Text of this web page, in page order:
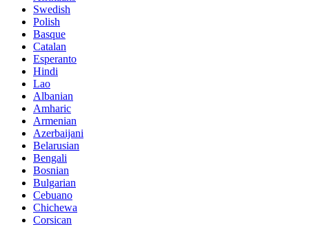
Swedish
Polish
Basque
Catalan
Esperanto
Hindi
Lao
Albanian
Amharic
Armenian
Azerbaijani
Belarusian
Bengali
Bosnian
Bulgarian
Cebuano
Chichewa
Corsican